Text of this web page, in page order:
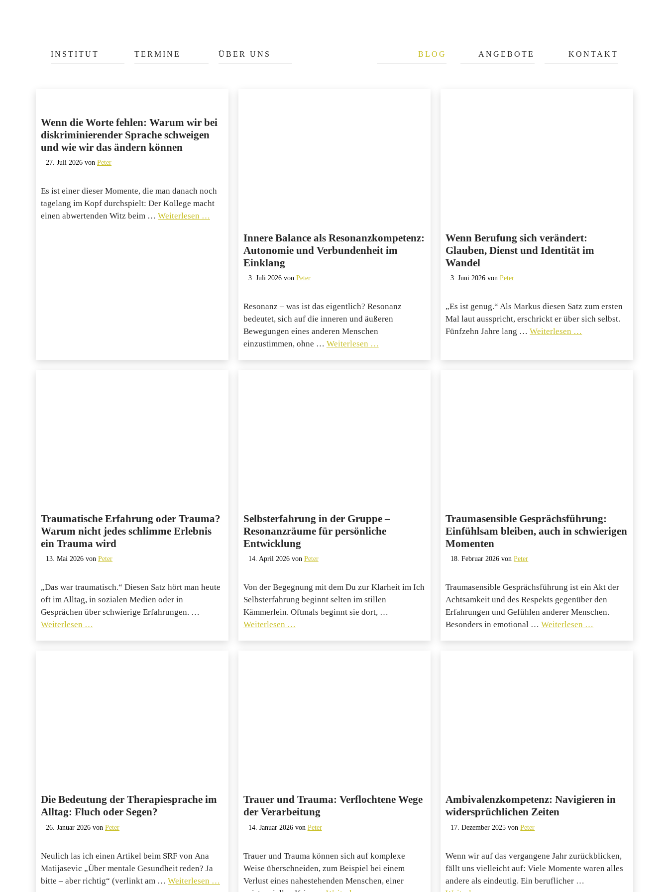
INSTITUT TERMINE ÜBER UNS BLOG ANGEBOTE KONTAKT
Wenn die Worte fehlen: Warum wir bei
diskriminierender Sprache schweigen
und wie wir das ändern können
27. Juli 2026 von Peter
Es ist einer dieser Momente, die man danach noch
tagelang im Kopf durchspielt: Der Kollege macht
einen abwertenden Witz beim … Weiterlesen …
Innere Balance als Resonanzkompetenz:
Autonomie und Verbundenheit im
Einklang
3. Juli 2026 von Peter
Resonanz – was ist das eigentlich? Resonanz
bedeutet, sich auf die inneren und äußeren
Bewegungen eines anderen Menschen
einzustimmen, ohne … Weiterlesen …
Wenn Berufung sich verändert:
Glauben, Dienst und Identität im
Wandel
3. Juni 2026 vonPeter
„Es ist genug.“ Als Markus diesen Satz zum ersten
Mal laut ausspricht, erschrickt er über sich selbst.
Fünfzehn Jahre lang …Weiterlesen …
Traumatische Erfahrung oder Trauma?
Warum nicht jedes schlimme Erlebnis
ein Trauma wird
13. Mai 2026 von Peter
„Das war traumatisch.“ Diesen Satz hört man heute
oft im Alltag, in sozialen Medien oder in
Gesprächen über schwierige Erfahrungen. …
Weiterlesen …
Selbsterfahrung in der Gruppe –
Resonanzräume für persönliche
Entwicklung
14. April 2026 von Peter
Von der Begegnung mit dem Du zur Klarheit im Ich
Selbsterfahrung beginnt selten im stillen
Kämmerlein. Oftmals beginnt sie dort, …
Weiterlesen …
Traumasensible Gesprächsführung:
Einfühlsam bleiben, auch in schwierigen
Momenten
18. Februar 2026 vonPeter
Traumasensible Gesprächsführung ist ein Akt der
Achtsamkeit und des Respekts gegenüber den
Erfahrungen und Gefühlen anderer Menschen.
Besonders in emotional …Weiterlesen …
Die Bedeutung der Therapiesprache im
Alltag: Fluch oder Segen?
26. Januar 2026 von Peter
Neulich las ich einen Artikel beim SRF von Ana
Matijasevic „Über mentale Gesundheit reden? Ja
bitte – aber richtig“ (verlinkt am … Weiterlesen …
Trauer und Trauma: Verflochtene Wege
der Verarbeitung
14. Januar 2026 von Peter
Trauer und Trauma können sich auf komplexe
Weise überschneiden, zum Beispiel bei einem
Verlust eines nahestehenden Menschen, einer
Ambivalenzkompetenz: Navigieren in
widersprüchlichen Zeiten
17. Dezember 2025 vonPeter
Wenn wir auf das vergangene Jahr zurückblicken,
fällt uns vielleicht auf: Viele Momente waren alles
andere als eindeutig. Ein beruflicher …